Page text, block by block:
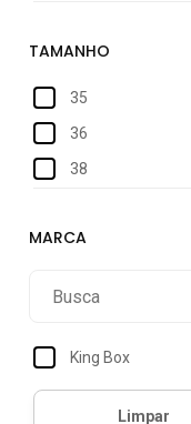
35
36
38
King Box